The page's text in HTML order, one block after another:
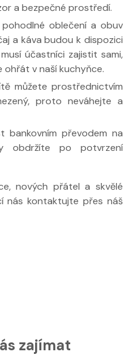
a bezpečné prostředí.
oblečení a obuv
a káva budou k dispozici
účastníci zajistit sami,
ohřát v naší kuchyňce.
můžete prostřednictvím
proto neváhejte a
bankovním převodem na
obdržíte po potvrzení
nových přátel a skvělé
nás kontaktujte přes náš
zajímat